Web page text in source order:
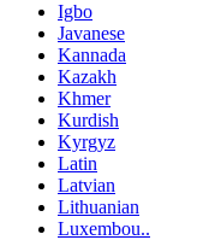
Igbo
Javanese
Kannada
Kazakh
Khmer
Kurdish
Kyrgyz
Latin
Latvian
Lithuanian
Luxembou..